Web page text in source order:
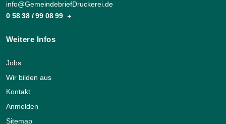
info@GemeindebriefDruckerei.de
0 58 38 / 99 08 99
Weitere Infos
Jobs
Wir bilden aus
Kontakt
Anmelden
Sitemap